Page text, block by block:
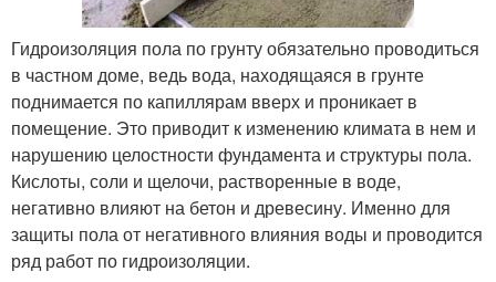
Гидроизоляция пола по грунту обязательно проводиться
в частном доме, ведь вода, находящаяся в грунте
поднимается по капиллярам вверх и проникает в
помещение. Это приводит к изменению климата в нем и
нарушению целостности фундамента и структуры пола.
Кислоты, соли и щелочи, растворенные в воде,
негативно влияют на бетон и древесину. Именно для
защиты пола от негативного влияния воды и проводится
ряд работ по гидроизоляции.